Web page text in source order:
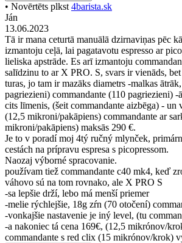
• Novērtēts plkst 4barista.sk
Ján
13.06.2023
Tā ir mana ceturtā manuālā dzirnaviņas pēc
izmantoju ceļā, lai pagatavotu espresso ar
lieliska apstrāde. Es arī izmantoju
salīdzinu to ar X PRO. S, svars ir vienāds,
turas, jo tam ir mazāks diametrs -malkas
pagriezieni) commandante (110 pagriezieni) -
cits līmenis, (šeit commandante aizbēga) - un
(12,5 mikroni/pakāpiens) commandante ar
mikroni/pakāpiens) maksās 290 €.
Je to v poradí moj 4tý ručný mlynček,
cestách na prípravu espresa s picopressom.
Naozaj výborné spracovanie.
používam tiež commandante c40 mk4, keď
váhovo sú na tom rovnako, ale X PRO S
-sa lepšie drží, lebo má menší priemer
-melie rýchlejšie, 18g zŕn (70 otočení)
-vonkajšie nastavenie je iný level, (tu
-a nakoniec tá cena 169€, (12,5 mikrónov/
commandante s red clix (15 mikrónov/krok)